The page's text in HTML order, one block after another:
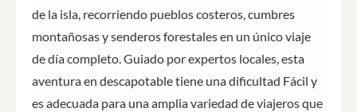
de la isla, recorriendo pueblos costeros, cumbres
montañosas y senderos forestales en un único viaje
de día completo. Guiado por expertos locales, esta
aventura en descapotable tiene una dificultad Fácil y
es adecuada para una amplia variedad de viajeros que